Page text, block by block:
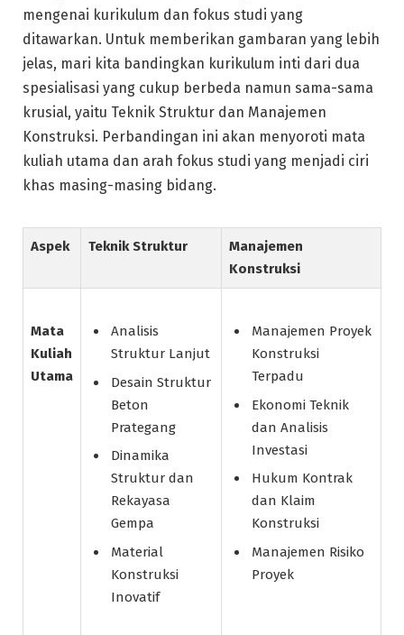
mengenai kurikulum dan fokus studi yang
ditawarkan. Untuk memberikan gambaran yang lebih
jelas, mari kita bandingkan kurikulum inti dari dua
spesialisasi yang cukup berbeda namun sama-sama
krusial, yaitu Teknik Struktur dan Manajemen
Konstruksi. Perbandingan ini akan menyoroti mata
kuliah utama dan arah fokus studi yang menjadi ciri
khas masing-masing bidang.
Aspek Teknik Struktur
Manajemen
Konstruksi
Mata
Kuliah
Utama
Analisis
Struktur Lanjut
Desain Struktur
Beton
Prategang
Dinamika
Struktur dan
Rekayasa
Gempa
Material
Konstruksi
Inovatif
Manajemen Proyek
Konstruksi
Terpadu
Ekonomi Teknik
dan Analisis
Investasi
Hukum Kontrak
dan Klaim
Konstruksi
Manajemen Risiko
Proyek